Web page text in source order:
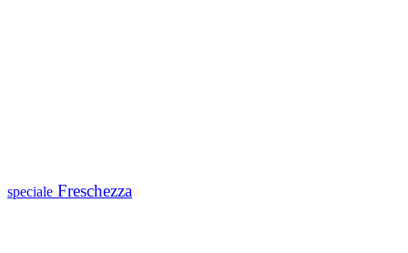
speciale Freschezza